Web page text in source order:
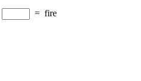
= fire